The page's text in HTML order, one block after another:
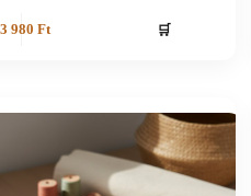
980 Ft 🛒